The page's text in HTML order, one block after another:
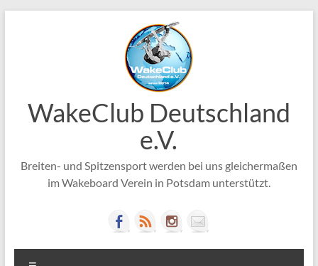
WakeClub Deutschland
e.V.
Breiten- und Spitzensport werden bei uns gleichermaßen
im Wakeboard Verein in Potsdam unterstützt.